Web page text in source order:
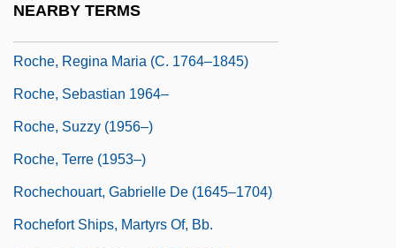
NEARBY TERMS
Roche, Regina Maria (c. 1764–1845)
Roche, Sebastian 1964–
Roche, Suzzy (1956–)
Roche, Terre (1953–)
Rochechouart, Gabrielle De (1645–1704)
Rochefort Ships, Martyrs Of, Bb.